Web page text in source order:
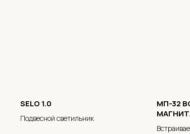
SELO 1.0
Подвесной светильник
МП-32